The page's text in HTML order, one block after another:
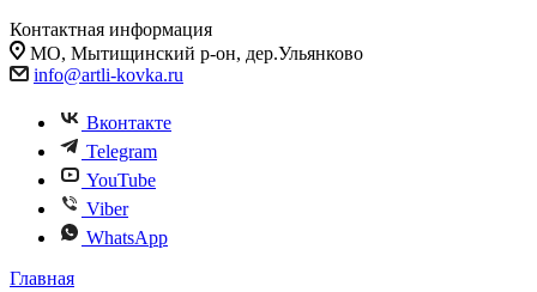
Контактная информация
МО, Мытищинский р-он, дер.Ульянково
info@artli-kovka.ru
Вконтакте
Telegram
YouTube
Viber
WhatsApp
Главная